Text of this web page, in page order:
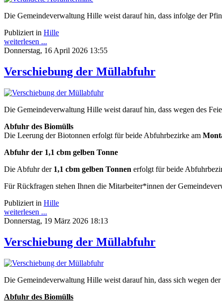
Die Gemeindeverwaltung Hille weist darauf hin, dass infolge der
Publiziert in Hille
weiterlesen ...
Donnerstag, 16 April 2026 13:55
Verschiebung der Müllabfuhr
Die Gemeindeverwaltung Hille weist darauf hin, dass wegen des
Abfuhr des Biomülls
Die Leerung der Biotonnen erfolgt für beide Abfuhrbezirke am
Abfuhr der 1,1 cbm gelben Tonne
Die Abfuhr der 1,1 cbm gelben Tonnen erfolgt für beide
Für Rückfragen stehen Ihnen die Mitarbeiter*innen der
Publiziert in Hille
weiterlesen ...
Donnerstag, 19 März 2026 18:13
Verschiebung der Müllabfuhr
Die Gemeindeverwaltung Hille weist darauf hin, dass sich wegen
Abfuhr des Biomülls